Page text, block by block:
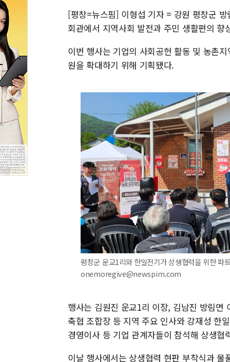
[평창=뉴스핌] 이형섭 기자 = 강원 평창군
회관에서 지역사회 발전과 주민 생활편의
이번 행사는 기업의 사회공헌 활동 및 농촌
원을 확대하기 위해 기획됐다.
평창군 운교1리와 한일전기가 상생협력을 위한
onemoregive@newspim.com
행사는 김원진 운교1리 이장, 김남진 방림면
축협 조합장 등 지역 주요 인사와 강재성 한
경영이사 등 기업 관계자들이 참석해 상생협
이날 행사에서는 상생협력 현판 부착식과